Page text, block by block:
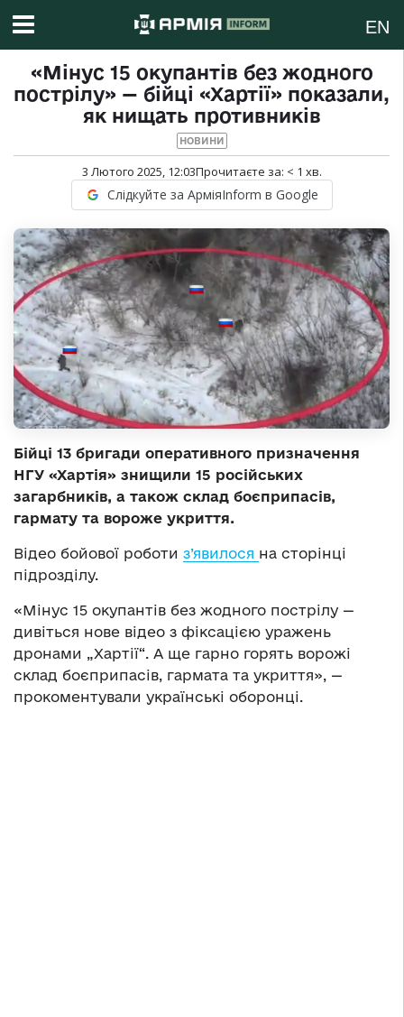
EN
«Мінус 15 окупантів без жодного
пострілу» — бійці «Хартії» показали,
як нищать противників
НОВИНИ
3 Лютого 2025, 12:03Прочитаєте за: < 1 хв.
Слідкуйте за АрміяInform в Google
Бійці 13 бригади оперативного призначення
НГУ «Хартія» знищили 15 російських
загарбників, а також склад боєприпасів,
гармату та вороже укриття.
Відео бойової роботи з’явилося на сторінці
підрозділу.
«Мінус 15 окупантів без жодного пострілу —
дивіться нове відео з фіксацією уражень
дронами „Хартії“. А ще гарно горять ворожі
склад боєприпасів, гармата та укриття», —
прокоментували українські оборонці.